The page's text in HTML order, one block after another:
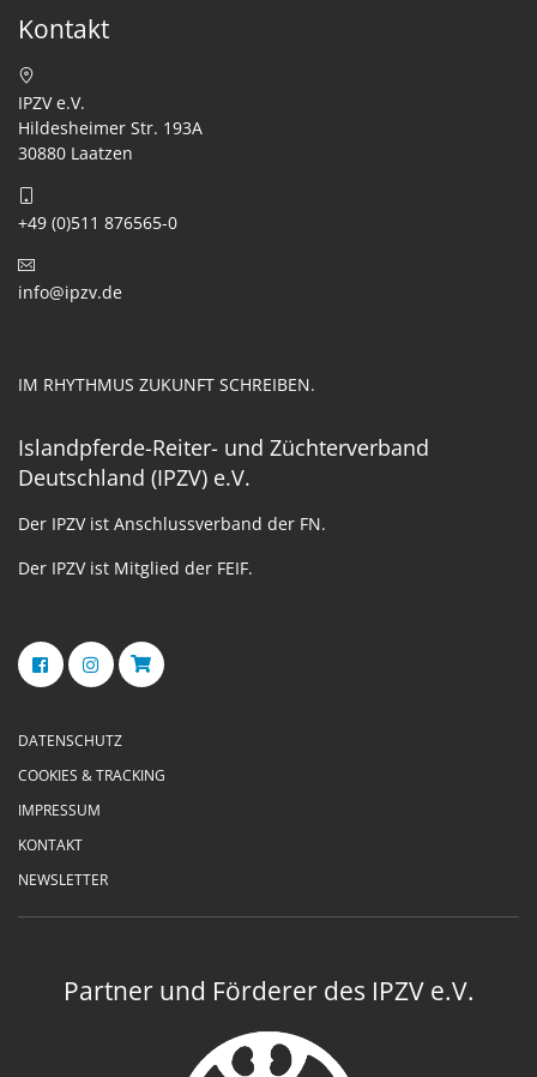
Kontakt
IPZV e.V.
Hildesheimer Str. 193A
30880 Laatzen
+49 (0)511 876565-0
info@ipzv.de
IM RHYTHMUS ZUKUNFT SCHREIBEN.
Islandpferde-Reiter- und Züchterverband
Deutschland (IPZV) e.V.
Der IPZV ist Anschlussverband der FN.
Der IPZV ist Mitglied der FEIF.
DATENSCHUTZ
COOKIES & TRACKING
IMPRESSUM
KONTAKT
NEWSLETTER
Partner und Förderer des IPZV e.V.